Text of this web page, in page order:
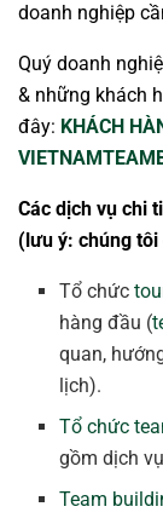
doanh nghiệp
Quý doanh
& những khách
đây: KHÁCH
Các dịch vụ chi
(lưu ý: chúng
Tổ chức
hàng đầu (
quan,
lịch).
Tổ chức
gồm dịch
Team